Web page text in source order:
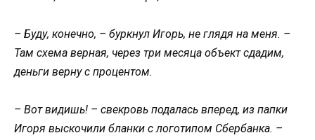
– Буду, конечно, – буркнул Игорь, не глядя на меня. –
Там схема верная, через три месяца объект сдадим,
деньги верну с процентом.
– Вот видишь! – свекровь подалась вперед, из папки
Игоря выскочили бланки с логотипом Сбербанка. –